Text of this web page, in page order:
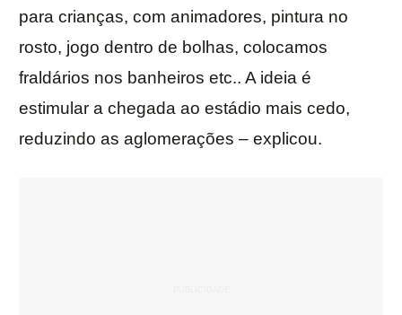
para crianças, com animadores, pintura no
rosto, jogo dentro de bolhas, colocamos
fraldários nos banheiros etc.. A ideia é
estimular a chegada ao estádio mais cedo,
reduzindo as aglomerações – explicou.